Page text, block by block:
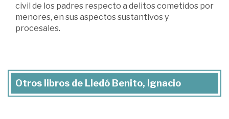
civil de los padres respecto a delitos cometidos por
menores, en sus aspectos sustantivos y
procesales.
Otros libros de Lledó Benito, Ignacio